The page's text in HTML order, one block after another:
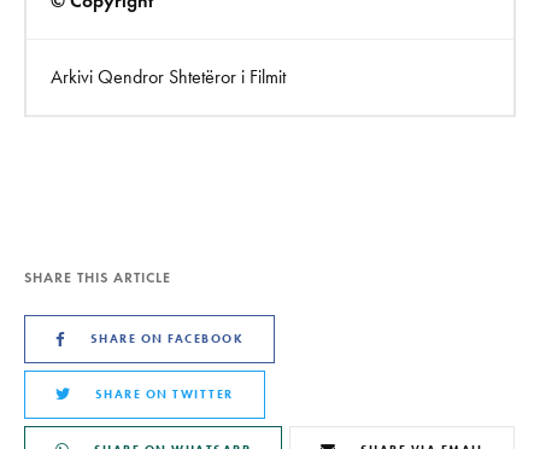
Arkivi Qendror Shtetëror i Filmit
SHARE THIS ARTICLE
SHARE ON FACEBOOK
SHARE ON TWITTER